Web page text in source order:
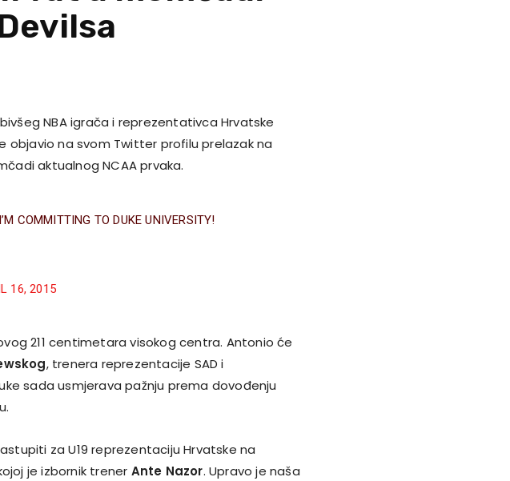
NBA igrača i reprezentativca Hrvatske
objavio na svom Twitter profilu prelazak na
aktualnog NCAA prvaka.
COMMITTING TO DUKE UNIVERSITY!
16, 2015
211 centimetara visokog centra. Antonio će
, trenera reprezentacije SAD i
sada usmjerava pažnju prema dovođenju
za U19 reprezentaciju Hrvatske na
je izbornik trener Ante Nazor. Upravo je naša